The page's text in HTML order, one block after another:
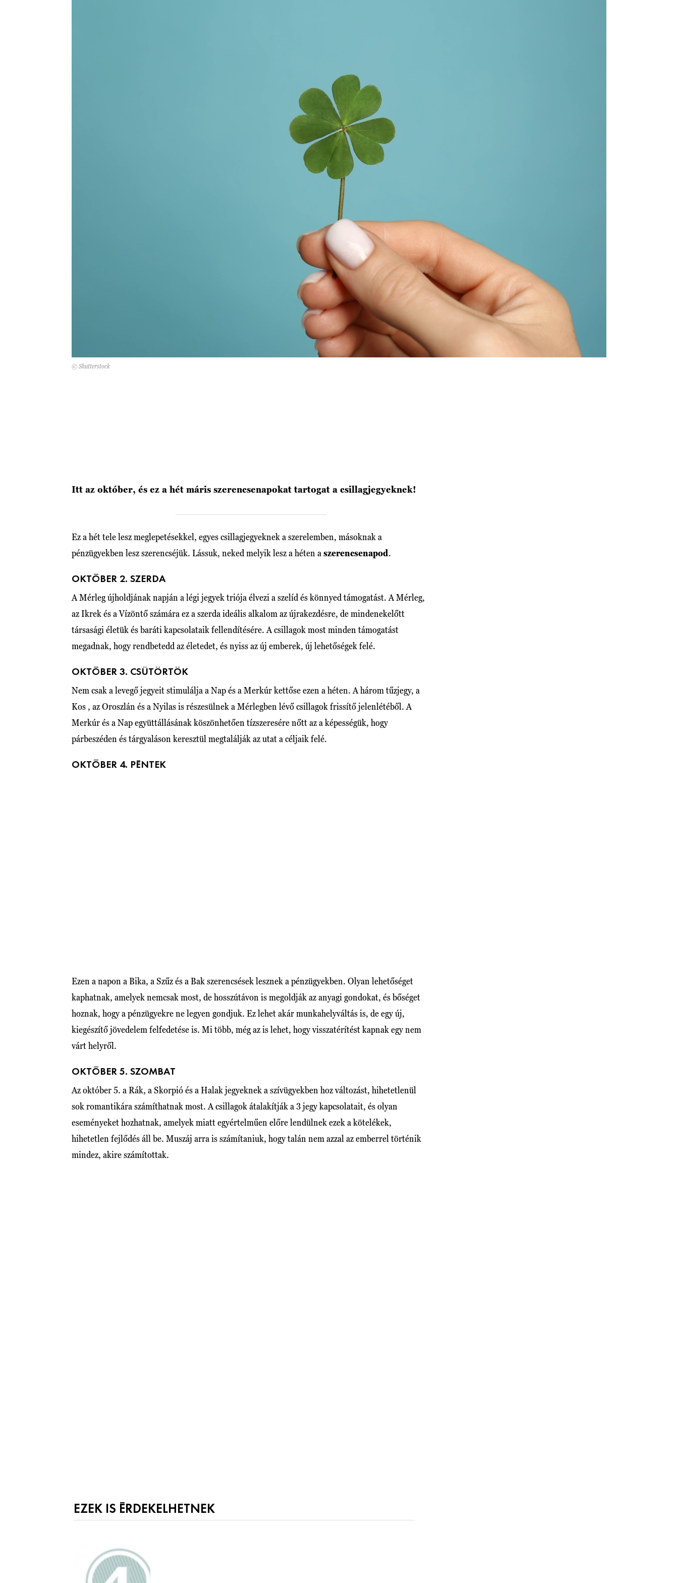
© Shutterstock
Itt az október, és ez a hét máris szerencsenapokat tartogat a csillagjegyeknek!
Ez a hét tele lesz meglepetésekkel, egyes csillagjegyeknek a szerelemben, másoknak a
pénzügyekben lesz szerencséjük. Lássuk, neked melyik lesz a héten a szerencsenapod.
OKTÓBER 2. SZERDA
A Mérleg újholdjának napján a légi jegyek triója élvezi a szelíd és könnyed támogatást. A Mérleg,
az Ikrek és a Vízöntő számára ez a szerda ideális alkalom az újrakezdésre, de mindenekelőtt
társasági életük és baráti kapcsolataik fellendítésére. A csillagok most minden támogatást
megadnak, hogy rendbetedd az életedet, és nyiss az új emberek, új lehetőségek felé.
OKTÓBER 3. CSÜTÖRTÖK
Nem csak a levegő jegyeit stimulálja a Nap és a Merkúr kettőse ezen a héten. A három tűzjegy, a
Kos , az Oroszlán és a Nyilas is részesülnek a Mérlegben lévő csillagok frissítő jelenlétéből. A
Merkúr és a Nap együttállásának köszönhetően tízszeresére nőtt az a képességük, hogy
párbeszéden és tárgyaláson keresztül megtalálják az utat a céljaik felé.
OKTÓBER 4. PÉNTEK
Ezen a napon a Bika, a Szűz és a Bak szerencsések lesznek a pénzügyekben. Olyan lehetőséget
kaphatnak, amelyek nemcsak most, de hosszútávon is megoldják az anyagi gondokat, és bőséget
hoznak, hogy a pénzügyekre ne legyen gondjuk. Ez lehet akár munkahelyváltás is, de egy új,
kiegészítő jövedelem felfedetése is. Mi több, még az is lehet, hogy visszatérítést kapnak egy nem
várt helyről.
OKTÓBER 5. SZOMBAT
Az október 5. a Rák, a Skorpió és a Halak jegyeknek a szívügyekben hoz változást, hihetetlenül
sok romantikára számíthatnak most. A csillagok átalakítják a 3 jegy kapcsolatait, és olyan
eseményeket hozhatnak, amelyek miatt egyértelműen előre lendülnek ezek a kötelékek,
hihetetlen fejlődés áll be. Muszáj arra is számítaniuk, hogy talán nem azzal az emberrel történik
mindez, akire számítottak.
EZEK IS ÉRDEKELHETNEK